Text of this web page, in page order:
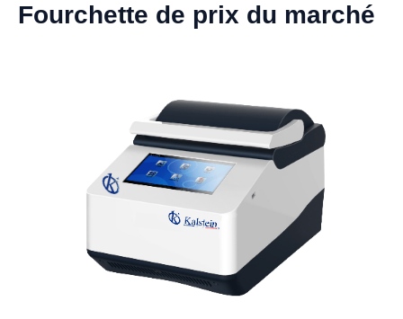
Fourchette de prix du marché